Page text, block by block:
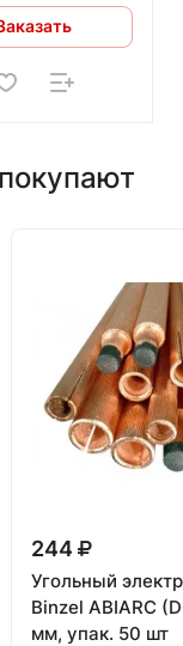
244
Угольный
Binzel ABIARC
мм, упак. 50 шт